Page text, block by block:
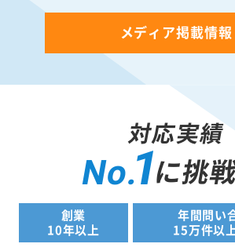
メディア掲載情報
対応実績
No.1に挑
創業
10年以上
年間問い
15万件以